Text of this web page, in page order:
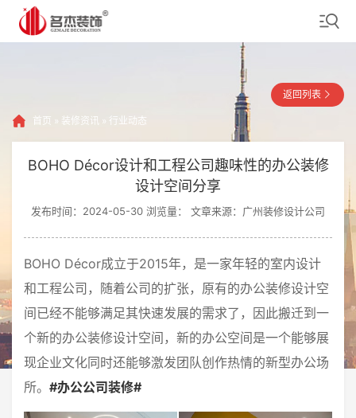
首页 » 装修资讯 » 行业动态
返回列表
BOHO Décor设计和工程公司趣味性的办公装修
设计空间分享
发布时间：2024-05-30 浏览量： 文章来源：广州装修设计公司
BOHO Décor成立于2015年，是一家年轻的室内设计
和工程公司，随着公司的扩张，原有的办公装修设计空
间已经不能够满足其快速发展的需求了，因此搬迁到一
个新的办公装修设计空间，新的办公空间是一个能够展
现企业文化同时还能够激发团队创作热情的新型办公场
所。 #办公公司装修#